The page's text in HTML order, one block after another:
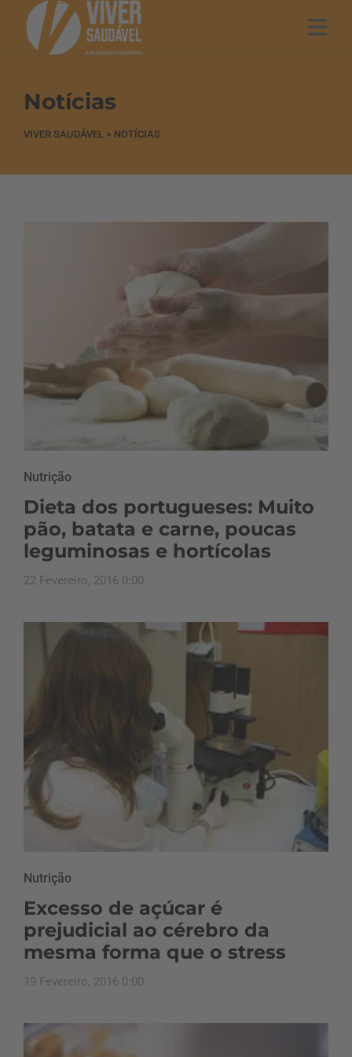
Notícias
VIVER SAUDÁVEL > NOTÍCIAS
Nutrição
Dieta dos portugueses: Muito
pão, batata e carne, poucas
leguminosas e hortícolas
22 Fevereiro, 2016 0:00
Nutrição
Excesso de açúcar é
prejudicial ao cérebro da
mesma forma que o stress
19 Fevereiro, 2016 0:00